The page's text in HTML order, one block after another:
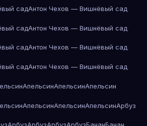
садАнтон Чехов — Вишнёвый сад
садАнтон Чехов — Вишнёвый сад
садАнтон Чехов — Вишнёвый сад
садАнтон Чехов — Вишнёвый сад
АпельсинАпельсинАпельсин
АпельсинАпельсинАпельсинАрбуз